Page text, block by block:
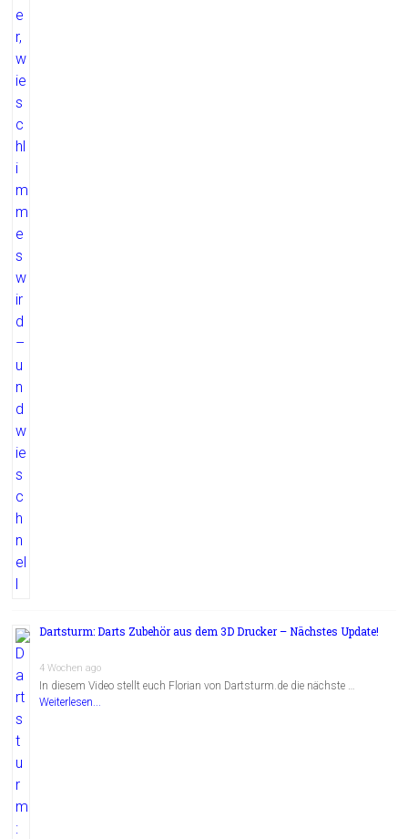
Dartsturm: Darts Zubehör aus dem 3D Drucker – Nächstes Update!
4 Wochen ago
In diesem Video stellt euch Florian von Dartsturm.de die nächste …
Weiterlesen...